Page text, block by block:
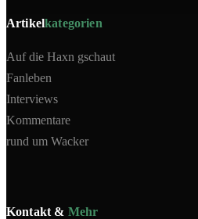
Artikelkategorien
Auf die Haxn gschaut
Fanleben
Interviews
Kommentare
rund um Wacker
Kontakt & Mehr